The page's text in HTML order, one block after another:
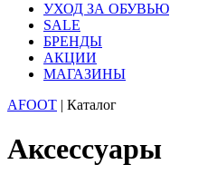
УХОД ЗА ОБУВЬЮ
SALE
БРЕНДЫ
АКЦИИ
МАГАЗИНЫ
AFOOT | Каталог
Аксессуары